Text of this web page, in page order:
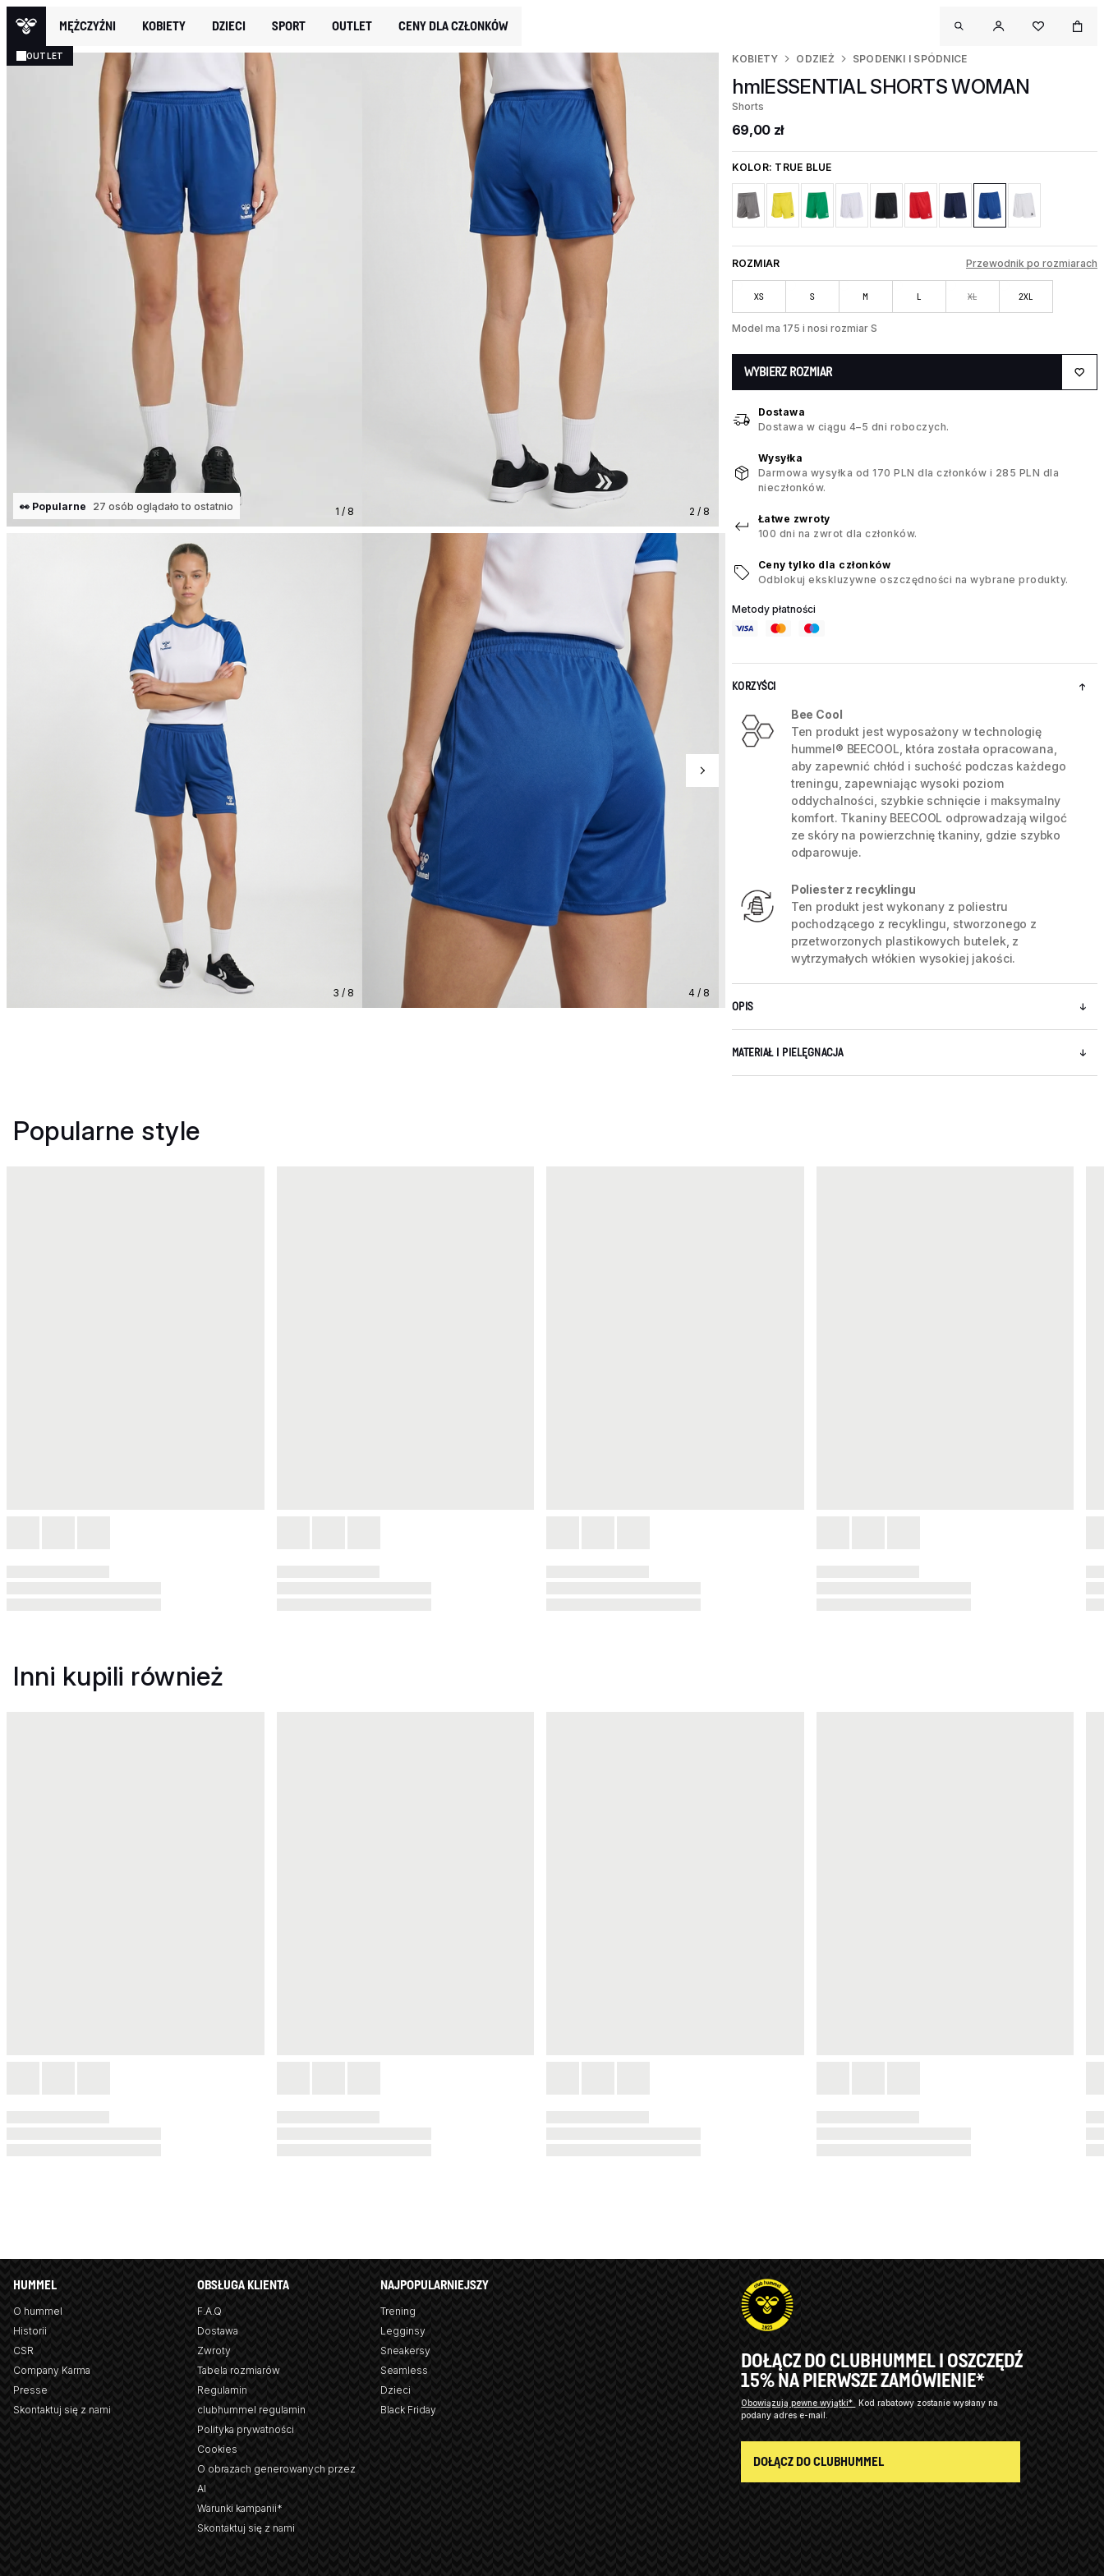
MĘŻCZYŹNI KOBIETY DZIECI SPORT OUTLET CENY DLA CZŁONKÓW
OUTLET
1 / 8
👀 Popularne 27 osób oglądało to ostatnio 2 / 8
3 / 8 4 / 8
KOBIETY ODZIEŻ SPODENKI I SPÓDNICE
hmlESSENTIAL SHORTS WOMAN
Shorts
69,00 zł
KOLOR: TRUE BLUE
ROZMIAR Przewodnik po rozmiarach
XS S M L XL 2XL
Model ma 175 i nosi rozmiar S
WYBIERZ ROZMIAR
Dostawa
Dostawa w ciągu 4–5 dni roboczych.
Wysyłka
Darmowa wysyłka od 170 PLN dla członków i 285 PLN dla
nieczłonków.
Łatwe zwroty
100 dni na zwrot dla członków.
Ceny tylko dla członków
Odblokuj ekskluzywne oszczędności na wybrane produkty.
Metody płatności
KORZYŚCI
Bee Cool
Ten produkt jest wyposażony w technologię
hummel® BEECOOL, która została opracowana,
aby zapewnić chłód i suchość podczas każdego
treningu, zapewniając wysoki poziom
oddychalności, szybkie schnięcie i maksymalny
komfort. Tkaniny BEECOOL odprowadzają wilgoć
ze skóry na powierzchnię tkaniny, gdzie szybko
odparowuje.
Poliester z recyklingu
Ten produkt jest wykonany z poliestru
pochodzącego z recyklingu, stworzonego z
przetworzonych plastikowych butelek, z
wytrzymałych włókien wysokiej jakości.
OPIS
MATERIAŁ I PIELĘGNACJA
Popularne style
Inni kupili również
HUMMEL
O hummel
Historii
CSR
Company Karma
Presse
Skontaktuj się z nami
OBSŁUGA KLIENTA
F.A.Q
Dostawa
Zwroty
Tabela rozmiarów
Regulamin
clubhummel regulamin
Polityka prywatności
Cookies
O obrazach generowanych przez
AI
Warunki kampanii*
Skontaktuj się z nami
NAJPOPULARNIEJSZY
Trening
Legginsy
Sneakersy
Seamless
Dzieci
Black Friday
DOŁĄCZ DO CLUBHUMMEL I OSZCZĘDŹ
15% NA PIERWSZE ZAMÓWIENIE*
Obowiązują pewne wyjątki*
Kod rabatowy zostanie wysłany na
podany adres e-mail.
DOŁĄCZ DO CLUBHUMMEL